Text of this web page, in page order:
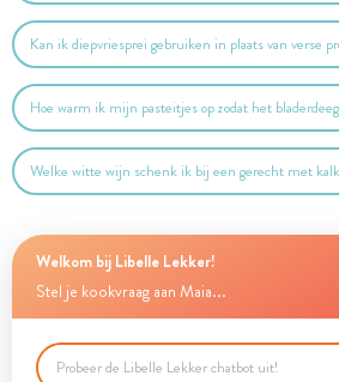
Kan ik diepvriesprei gebruiken in plaats van verse
Hoe warm ik mijn pasteitjes op zodat het
Welke witte wijn schenk ik bij een gerecht met
Welkom bij Libelle Lekker!
Stel je kookvraag aan Maia...